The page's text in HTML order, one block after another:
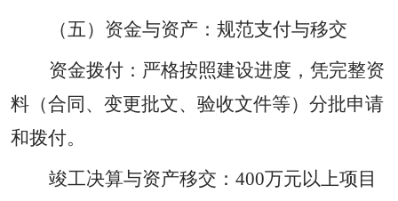
（五）资金与资产：规范支付与移交
资金拨付：严格按照建设进度，凭完整资
料（合同、变更批文、验收文件等）分批申请
和拨付。
竣工决算与资产移交：400万元以上项目